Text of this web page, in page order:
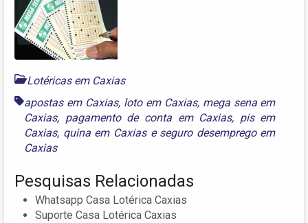
Lotéricas em Caxias
apostas em Caxias, loto em Caxias, mega sena em
Caxias, pagamento de conta em Caxias, pis em
Caxias, quina em Caxiase seguro desemprego em
Caxias
Pesquisas Relacionadas
Whatsapp Casa Lotérica Caxias
Suporte Casa Lotérica Caxias